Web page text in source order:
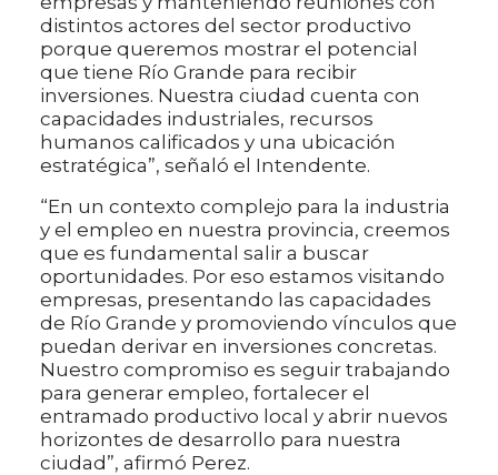
distintos actores del sector productivo
porque queremos mostrar el potencial
que tiene Río Grande para recibir
inversiones. Nuestra ciudad cuenta con
capacidades industriales, recursos
humanos calificados y una ubicación
estratégica”, señaló el Intendente.
“En un contexto complejo para la industria
y el empleo en nuestra provincia, creemos
que es fundamental salir a buscar
oportunidades. Por eso estamos visitando
empresas, presentando las capacidades
de Río Grande y promoviendo vínculos que
puedan derivar en inversiones concretas.
Nuestro compromiso es seguir trabajando
para generar empleo, fortalecer el
entramado productivo local y abrir nuevos
horizontes de desarrollo para nuestra
ciudad”, afirmó Perez.